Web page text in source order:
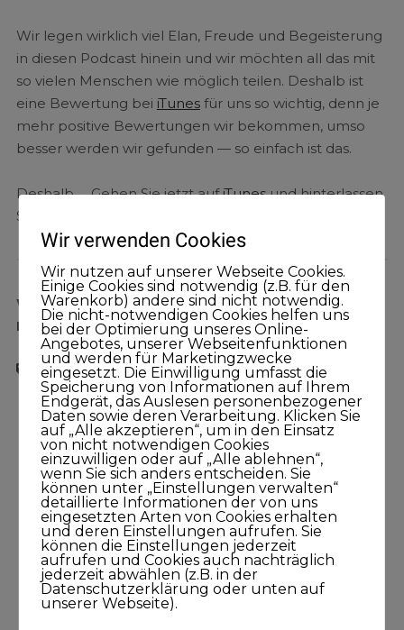
Wir legen wirklich viel Elan, Freude und Begeisterung
in diesen Podcast hinein und wir möchten all das mit
so vielen Menschen wie möglich teilen. Deshalb ist
eine Bewertung bei iTunesfür uns so wichtig, denn je
mehr positive Bewertungen wir bekommen, umso
besser werden wir gefunden — so einfach ist das.
Deshalb … Gehen Sie jetzt aufiTunesund hinterlassen
Sie dort Ihre Bewertung — Vielen lieben Dank.
Wichtige Informationen zum Thema
Neukundengewinnung:
Benjamin Michels Führung Karriere
Projektmanagement Teamführung
Suche nach einem Podcast
Wir verwenden Cookies
Wir nutzen auf unserer Webseite Cookies.
Einige Cookies sind notwendig (z.B. für den
Warenkorb) andere sind nicht notwendig.
Die nicht-notwendigen Cookies helfen uns
bei der Optimierung unseres Online-
Angebotes, unserer Webseitenfunktionen
und werden für Marketingzwecke
eingesetzt. Die Einwilligung umfasst die
Speicherung von Informationen auf Ihrem
Endgerät, das Auslesen personenbezogener
Daten sowie deren Verarbeitung. Klicken Sie
auf „Alle akzeptieren“, um in den Einsatz
von nicht notwendigen Cookies
einzuwilligen oder auf „Alle ablehnen“,
wenn Sie sich anders entscheiden. Sie
können unter „Einstellungen verwalten“
detaillierte Informationen der von uns
eingesetzten Arten von Cookies erhalten
und deren Einstellungen aufrufen. Sie
können die Einstellungen jederzeit
aufrufen und Cookies auch nachträglich
jederzeit abwählen (z.B. in der
Datenschutzerklärung oder unten auf
unserer Webseite).